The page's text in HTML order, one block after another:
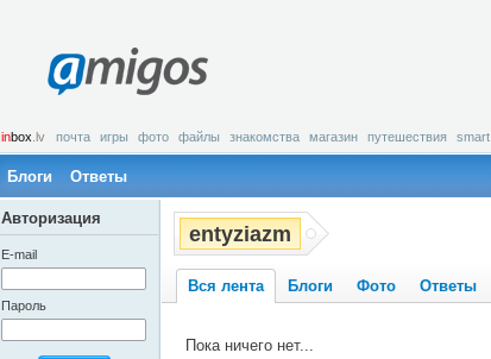
amigos
inbox .lv почта игры фото файлы знакомства магазин путешествия smart
Блоги Ответы
entyziazm
Вся лента Блоги Фото Ответы
Пока ничего нет...
Авторизация
E-mail
Пароль